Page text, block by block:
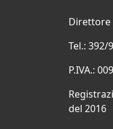
Direttore
Tel.: 392/
P.IVA.:
del 2016